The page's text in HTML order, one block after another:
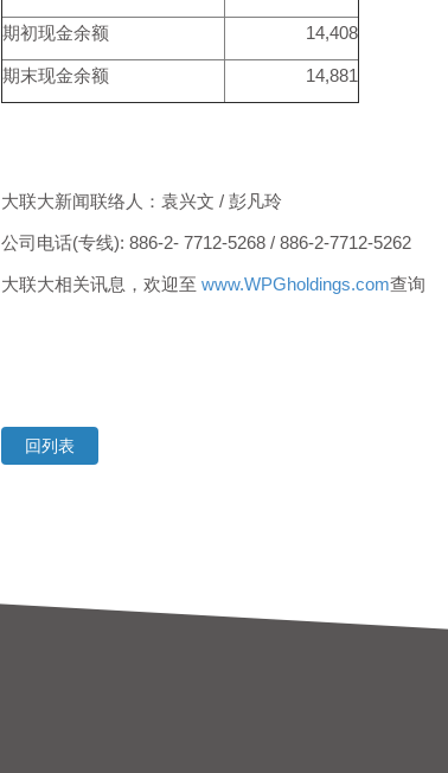
期初现金余额 14,408
期末现金余额 14,881
大联大新闻联络人：袁兴文 / 彭凡玲
公司电话(专线): 886-2- 7712-5268 / 886-2-7712-5262
大联大相关讯息，欢迎至 www.WPGholdings.com查询
回列表